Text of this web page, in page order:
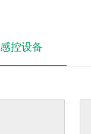
感控设备